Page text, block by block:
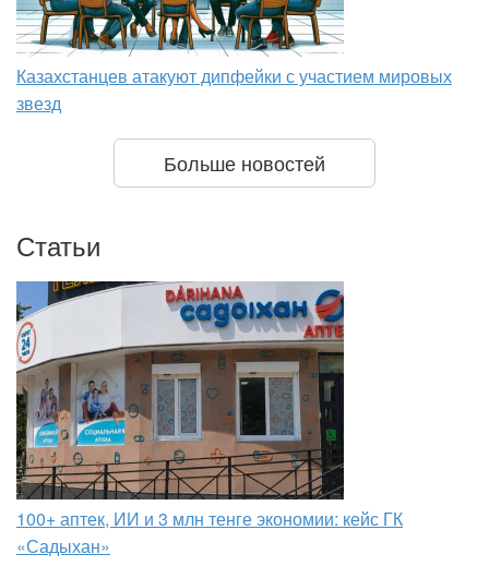
Казахстанцев атакуют дипфейки с участием мировых
звезд
Больше новостей
Статьи
100+ аптек, ИИ и 3 млн тенге экономии: кейс ГК
«Садыхан»